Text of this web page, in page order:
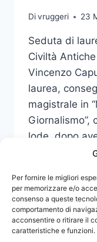
Per fornire le migliori
per memorizzare e/o
consenso a queste
comportamento di
acconsentire o ritirare il
caratteristiche e funzioni.
Divruggeri 23
Seduta di
Civiltà
Vincenzo
laurea,
magistrale in
Giornalismo”,
lode, dopo
“Terrorismo
LEGGI DI PIÙA
62
LA